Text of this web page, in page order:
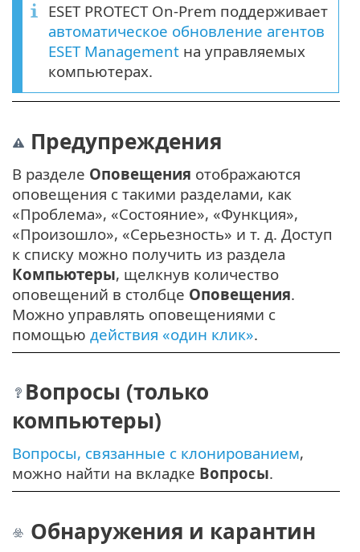
ESET PROTECT On-Prem поддерживает
автоматическое обновление агентов
ESET Management на управляемых
компьютерах.
Предупреждения
В разделе Оповещения отображаются
оповещения с такими разделами, как
«Проблема», «Состояние», «Функция»,
«Произошло», «Серьезность» и т. д. Доступ
к списку можно получить из раздела
Компьютеры, щелкнув количество
оповещений в столбце Оповещения.
Можно управлять оповещениями с
помощью действия «один клик».
Вопросы (только
компьютеры)
Вопросы, связанные с клонированием,
можно найти на вкладке Вопросы.
Обнаружения и карантин